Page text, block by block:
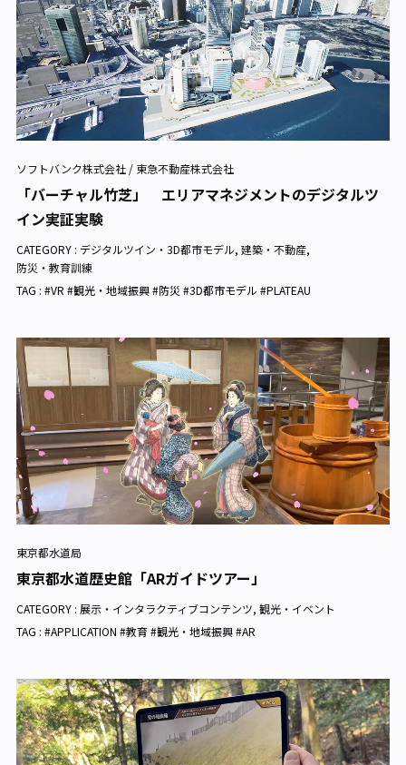
ソフトバンク株式会社 / 東急不動産株式会社
「バーチャル竹芝」 エリアマネジメントのデジタルツ
イン実証実験
CATEGORY : デジタルツイン・3D都市モデル, 建築・不動産,
防災・教育訓練
TAG : #VR #観光・地域振興 #防災 #3D都市モデル #PLATEAU
東京都水道局
東京都水道歴史館「ARガイドツアー」
CATEGORY : 展示・インタラクティブコンテンツ, 観光・イベント
TAG : #APPLICATION #教育 #観光・地域振興 #AR